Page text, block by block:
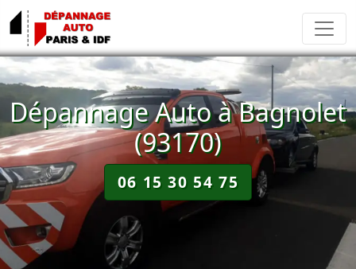
Dépannage Auto à Bagnolet
(93170)
06 15 30 54 75